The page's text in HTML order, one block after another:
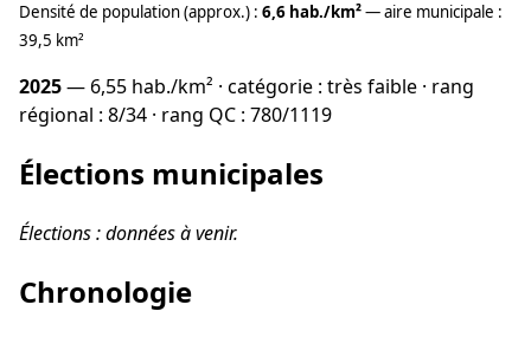
Densité de population (approx.) : 6,6 hab./km²— aire municipale :
39,5 km²
2025— 6,55 hab./km² · catégorie : très faible · rang
régional : 8/34 · rang QC : 780/1119
Élections municipales
Élections : données à venir.
Chronologie